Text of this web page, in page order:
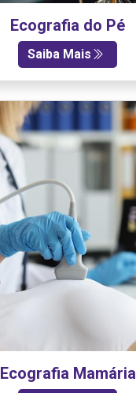
Ecografia do Pé
Saiba Mais
Ecografia Mamária